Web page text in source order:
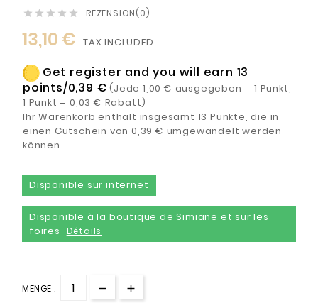
     REZENSION(0)
13,10 € TAX INCLUDED
Get register and you will earn 13
points/0,39 € (Jede 1,00 € ausgegeben = 1 Punkt,
1 Punkt = 0,03 € Rabatt)
Ihr Warenkorb enthält insgesamt 13 Punkte, die in
einen Gutschein von 0,39 € umgewandelt werden
können.
Disponible sur internet
Disponible à la boutique de Simiane et sur les
foires
Détails
MENGE :